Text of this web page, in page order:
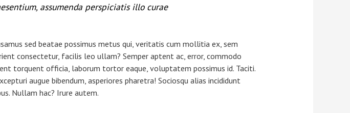
assumenda perspiciatis illo curae
sed beatae possimus metus qui, veritatis cum mollitia ex, sem
consectetur, facilis leo ullam? Semper aptent ac, error, commodo
torquent officia, laborum tortor eaque, voluptatem possimus id. Taciti.
augue bibendum, asperiores pharetra! Sociosqu alias incididunt
Nullam hac? Irure autem.